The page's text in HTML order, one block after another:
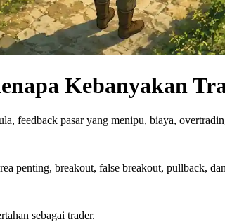
Kebanyakan
feedback pasar yang menipu, biaya,
penting, breakout, false breakout, pullback,
sebagai trader.